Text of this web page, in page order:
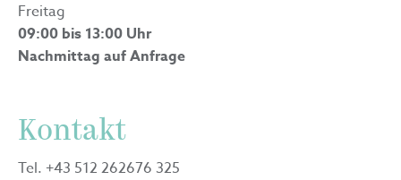
Freitag
09:00 bis 13:00 Uhr
Nachmittag auf Anfrage
Kontakt
Tel. +43 512 262676 325